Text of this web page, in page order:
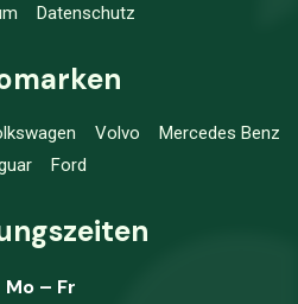
Datenschutz
Volvo
Mercedes Benz
Ford
Mo – Fr